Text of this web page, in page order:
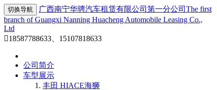
切换导航 广西南宁华骋汽车租赁有限公司第一分公司 The first
branch of Guangxi Nanning Huacheng Automobile Leasing Co.,
Ltd
18587788633、15107818633
公司简介
车型展示
丰田 HIACE海狮